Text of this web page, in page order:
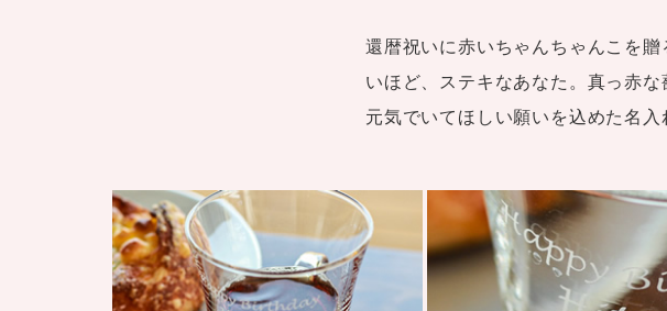
還暦祝いに赤いちゃんちゃんこを
いほど、ステキなあなた。真っ赤
元気でいてほしい願いを込めた名入